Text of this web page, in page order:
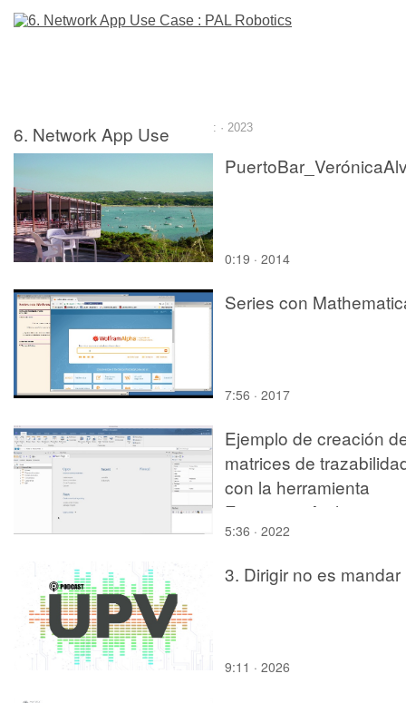
6. Network App Use
Case : PAL Robotics
: · 2023
0:19 · 2014
Series con
7:56 · 2017
Ejemplo de creación
matrices de
con la herramienta
Enterprise Architect
5:36 · 2022
3. Dirigir no es mandar
9:11 · 2026